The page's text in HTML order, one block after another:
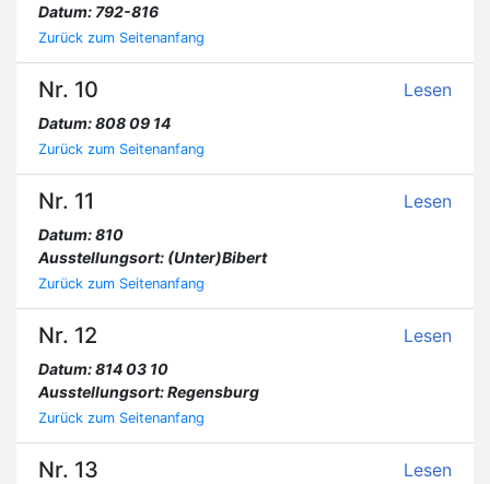
Datum: 792-816
Zurück zum Seitenanfang
Nr. 10 Lesen
Datum: 808 09 14
Zurück zum Seitenanfang
Nr. 11 Lesen
Datum: 810
Ausstellungsort: (Unter)Bibert
Zurück zum Seitenanfang
Nr. 12 Lesen
Datum: 814 03 10
Ausstellungsort: Regensburg
Zurück zum Seitenanfang
Nr. 13 Lesen